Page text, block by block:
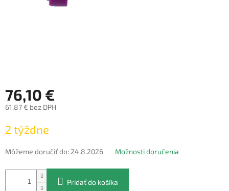
76,10 €
61,87 € bez DPH
cena:
2 týždne
Môžeme doručiť do:24.8.2026 Možnosti doručenia
Pridať do košíka